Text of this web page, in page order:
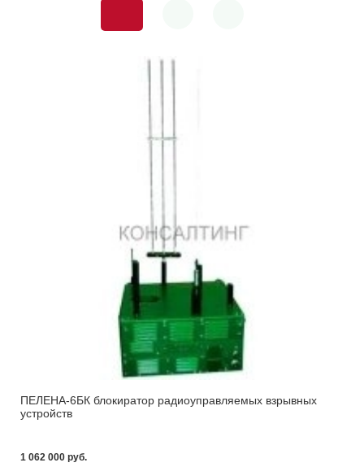
ПЕЛЕНА-6БК блокиратор радиоуправляемых взрывных
устройств
1 062 000 pуб.